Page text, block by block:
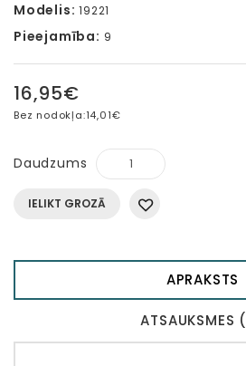
Modelis: 19221
Pieejamība: 9
16,95€
Bez nodokļa:14,01€
Daudzums
IELIKT GROZĀ
APRAKSTS
ATSAUKSMES